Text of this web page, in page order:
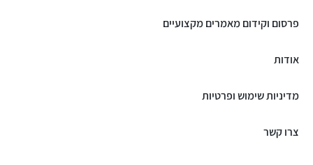
פרסום וקידום מאמרים מקצועיים
אודות
מדיניות שימוש ופרטיות
צרו קשר